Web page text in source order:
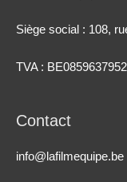
Siège social : 108,
TVA : BE0859637952
Contact
info@lafilmequipe.be